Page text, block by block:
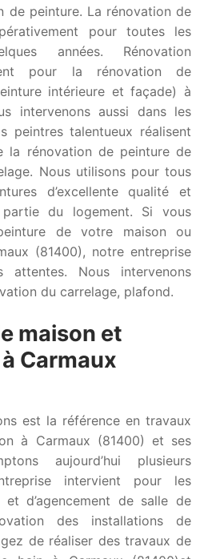
de peinture. La rénovation de
pour toutes les
années. Rénovation
pour la rénovation de
intérieure et façade) à
intervenons aussi dans les
peintres talentueux réalisent
la rénovation de peinture de
Nous utilisons pour tous
d’excellente qualité et
du logement. Si vous
de votre maison ou
(81400), notre entreprise
Nous intervenons
du carrelage, plafond.
maison et
Carmaux
est la référence en travaux
à Carmaux (81400) et ses
aujourd’hui plusieurs
intervient pour les
d’agencement de salle de
des installations de
de réaliser des travaux de